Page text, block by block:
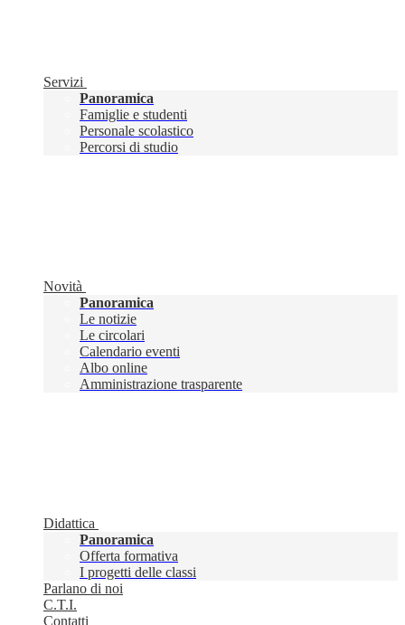
Servizi
Panoramica
Famiglie e studenti
Personale scolastico
Percorsi di studio
Novità
Panoramica
Le notizie
Le circolari
Calendario eventi
Albo online
Amministrazione trasparente
Didattica
Panoramica
Offerta formativa
I progetti delle classi
Parlano di noi
C.T.I.
Contatti